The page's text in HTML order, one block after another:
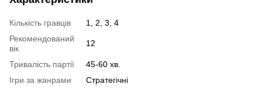
Кількість гравців
1, 2, 3, 4
Рекомендований
вік
12
Тривалість партії
45-60 хв.
Ігри за жанрами
Стратегічні